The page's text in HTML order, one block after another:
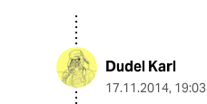
Dudel Karl
17.11.2014,